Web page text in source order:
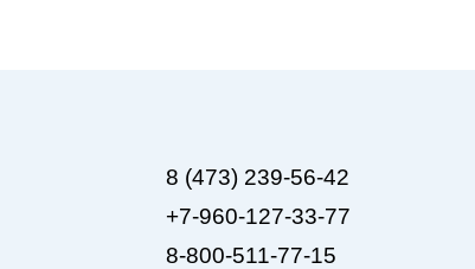
8 (473) 239-56-42
+7-960-127-33-77
8-800-511-77-15